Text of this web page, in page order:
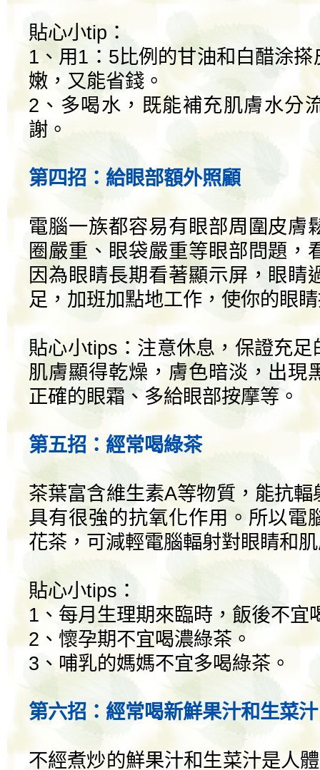
貼心小tip：
1、用1：5比例的甘油和白醋涂
嫩，又能省錢。
2、多喝水，既能補充肌膚水分
謝。
第四招：給眼部額外照顧
電腦一族都容易有眼部周圍皮膚
圈嚴重、眼袋嚴重等眼部問題，
因為眼睛長期看著顯示屏，眼睛
足，加班加點地工作，使你的眼
貼心小tips：注意休息，保證充
肌膚顯得乾燥，膚色暗淡，出現
正確的眼霜、多給眼部按摩等。
第五招：經常喝綠茶
茶葉富含維生素A等物質，能抗
具有很強的抗氧化作用。所以電
花茶，可減輕電腦輻射對眼睛和
貼心小tips：
1、每月生理期來臨時，飯後不宜
2、懷孕期不宜喝濃綠茶。
3、哺乳的媽媽不宜多喝綠茶。
第六招：經常喝新鮮果汁和生菜汁
不經煮炒的鮮果汁和生菜汁是人